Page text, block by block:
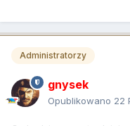
Administratorzy
gnysek
Opublikowano 22